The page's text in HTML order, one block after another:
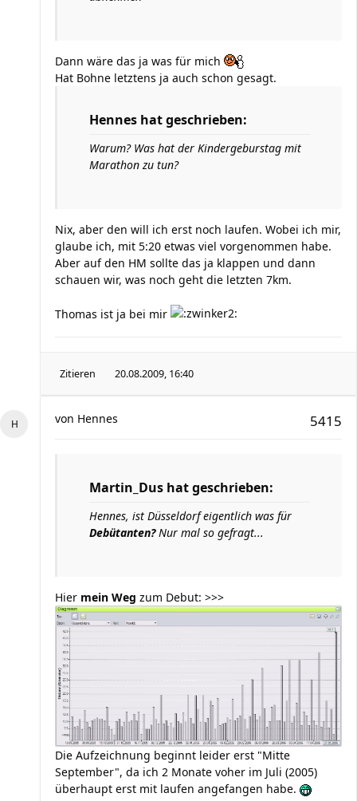
Dann wäre das ja was für mich
Hat Bohne letztens ja auch schon gesagt.
Hennes hat geschrieben:
Warum? Was hat der Kindergeburstag mit
Marathon zu tun?
Nix, aber den will ich erst noch laufen. Wobei ich mir,
glaube ich, mit 5:20 etwas viel vorgenommen habe.
Aber auf den HM sollte das ja klappen und dann
schauen wir, was noch geht die letzten 7km.
Thomas ist ja bei mir
Zitieren 20.08.2009, 16:40
5415
von Hennes
Martin_Dus hat geschrieben:
Hennes, ist Düsseldorf eigentlich was für
Debütanten?Nur mal so gefragt...
Hier mein Weg zum Debut: >>>
Die Aufzeichnung beginnt leider erst "Mitte
September", da ich 2 Monate voher im Juli (2005)
überhaupt erst mit laufen angefangen habe.